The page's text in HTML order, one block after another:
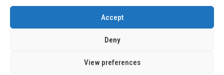
Accept
Deny
View preferences